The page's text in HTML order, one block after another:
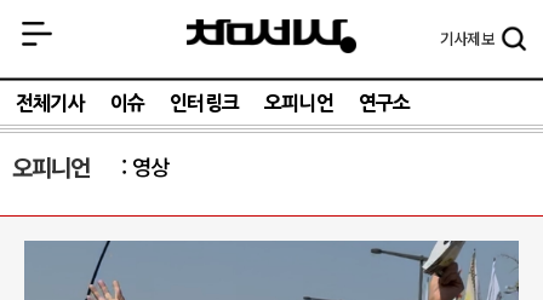
기사제보
전체기사 이슈 인터링크 오피니언 연구소
오피니언 영상